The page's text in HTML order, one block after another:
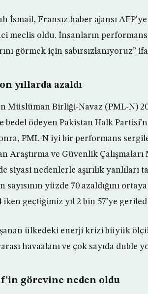
İsmail, Fransız haber ajansı
meclis oldu. İnsanların
görmek için sabırsızlanıyoruz”
yıllarda azaldı
Müslüman Birliği-Navaz (PML-N)
ödeyen Pakistan Halk
PML-N iyi bir performans
Araştırma ve Güvenlik
siyasi nedenlerle aşırılık yanlıları
yüzde 70 azaldığını
iken geçtiğimiz yıl 2 bin 57’ye
ülkedeki enerji krizi büyük
havaalanı ve çok sayıda duble
görevine neden oldu